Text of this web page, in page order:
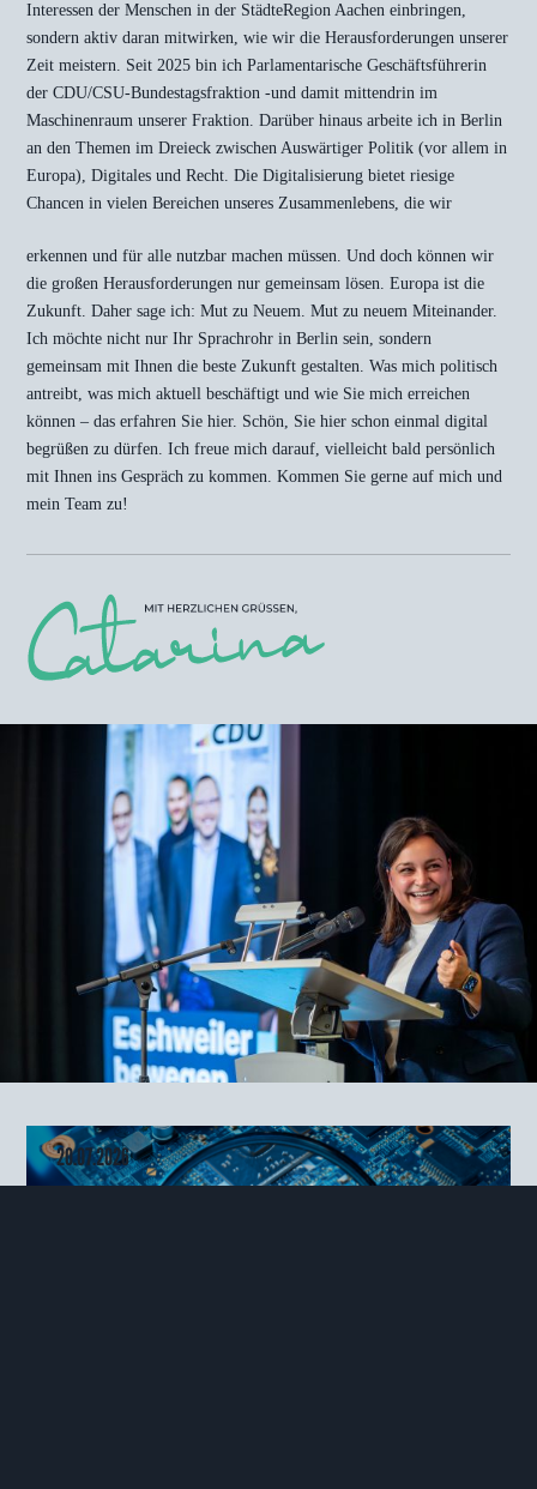
Interessen der Menschen in der StädteRegion Aachen einbringen,
sondern aktiv daran mitwirken, wie wir die Herausforderungen unserer
Zeit meistern. Seit 2025 bin ich Parlamentarische Geschäftsführerin
der CDU/CSU-Bundestagsfraktion -und damit mittendrin im
Maschinenraum unserer Fraktion. Darüber hinaus arbeite ich in Berlin
an den Themen im Dreieck zwischen Auswärtiger Politik (vor allem in
Europa), Digitales und Recht. Die Digitalisierung bietet riesige
Chancen in vielen Bereichen unseres Zusammenlebens, die wir
erkennen und für alle nutzbar machen müssen. Und doch können wir
die großen Herausforderungen nur gemeinsam lösen. Europa ist die
Zukunft. Daher sage ich: Mut zu Neuem. Mut zu neuem Miteinander.
Ich möchte nicht nur Ihr Sprachrohr in Berlin sein, sondern
gemeinsam mit Ihnen die beste Zukunft gestalten. Was mich politisch
antreibt, was mich aktuell beschäftigt und wie Sie mich erreichen
können – das erfahren Sie hier. Schön, Sie hier schon einmal digital
begrüßen zu dürfen. Ich freue mich darauf, vielleicht bald persönlich
mit Ihnen ins Gespräch zu kommen. Kommen Sie gerne auf mich und
mein Team zu!
20.07.2026
HINWEIS ZU UNSEREN COOKIES
Wir verwenden auf unserer Webseite Cookies und ähnliche Technologien, die für das
Funktionieren der Webseite erforderlich sind. Mit Ihrer Einwilligung verwenden wir zudem
Cookies zur Nutzungsanalyse unserer Webseite. Dadurch sind wir in der Lage Fehler oder
Unklarheiten in der Bedienung unserer Webseite zu erkennen und schnellstmöglich abzustellen.
Darüber hinaus verwenden wir Cookies für das Marketing, um den Erfolg unserer Marketing-
Maßnahmen messen zu können und um unsere Inhalte möglichst exakt für Ihre Bedürfnisse
personalisieren zu können. Dabei kann es vorkommen, dass Daten außerhalb des Europäischen
Wirtschaftraumes (EWR) übertragen und dort verarbeitet werden. In den Einstellungen finden
Sie Detailinformationen zu den einzelnen Cookies und können die Nutzung von Cookies
verweigern. Weitere Informationen finden Sie hierzu in unseren
Datenschutzhinweisen.
ALLE COOKIES AKZEPTIEREN
NUR NOTWENDIGE COOKIES AKZEPTIEREN
COOKIES ABLEHNEN
DatenschutzhinweiseImpressum